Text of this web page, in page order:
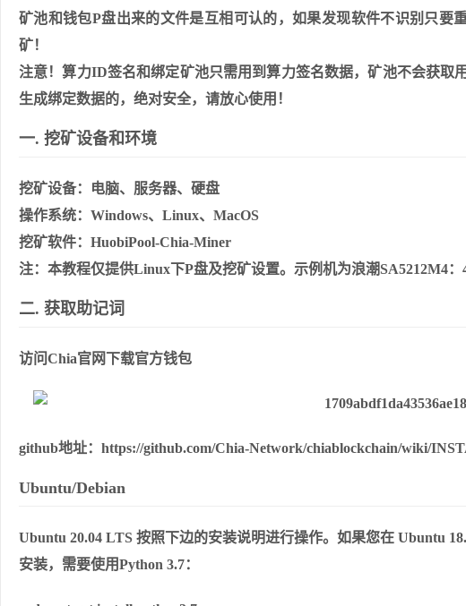
矿池和钱包P盘出来的⽂件是互相可认的，如果发现软件不识别只要
矿！
注意！算⼒ID签名和绑定矿池只需⽤到算⼒签名数据，矿池不会获取
⽣成绑定数据的，绝对安全，请放⼼使⽤！
⼀. 挖矿设备和环境
挖矿设备：电脑、服务器、硬盘
操作系统：Windows、Linux、MacOS
挖矿软件：HuobiPool-Chia-Miner
注：本教程仅提供Linux下P盘及挖矿设置。示例机为浪潮SA5212M4：
⼆. 获取助记词
访问Chia官⽹下载官⽅钱包
github地址：https://github.com/Chia-Network/chiablockchain/wiki/
Ubuntu/Debian
Ubuntu 20.04 LTS 按照下边的安装说明进⾏操作。如果您在 Ubuntu
安装，需要使⽤Python 3.7：